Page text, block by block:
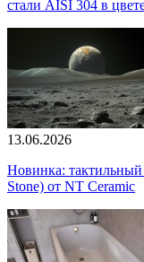
стали AISI 304 в
13.06.2026
Новинка:
Stone) от NT Ceramic